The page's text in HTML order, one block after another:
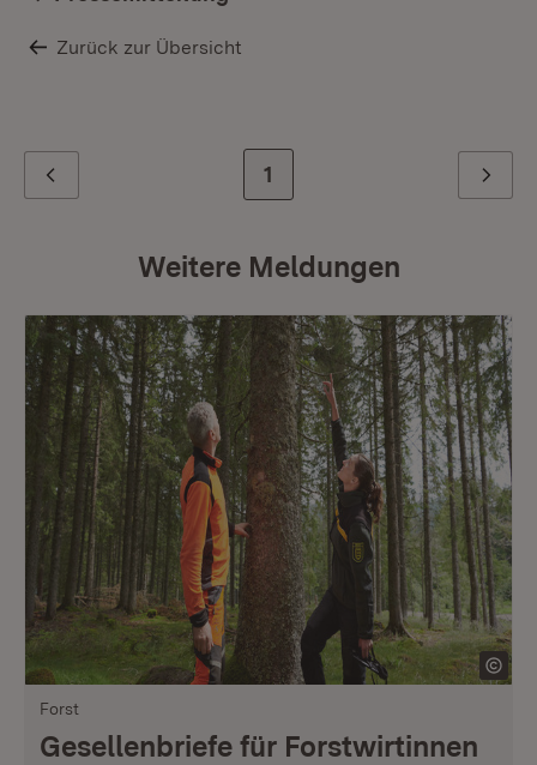
Zurück zur Übersicht
Zur letzten Seite
1 Weiter
Weitere Meldungen
Forst
Gesellenbriefe für Forstwirtinnen